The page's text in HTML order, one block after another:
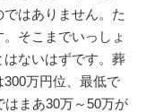
はありません。た
そこまでいっしょ
ないはずです。葬
万円位、最低で
はまあ30万～50万が